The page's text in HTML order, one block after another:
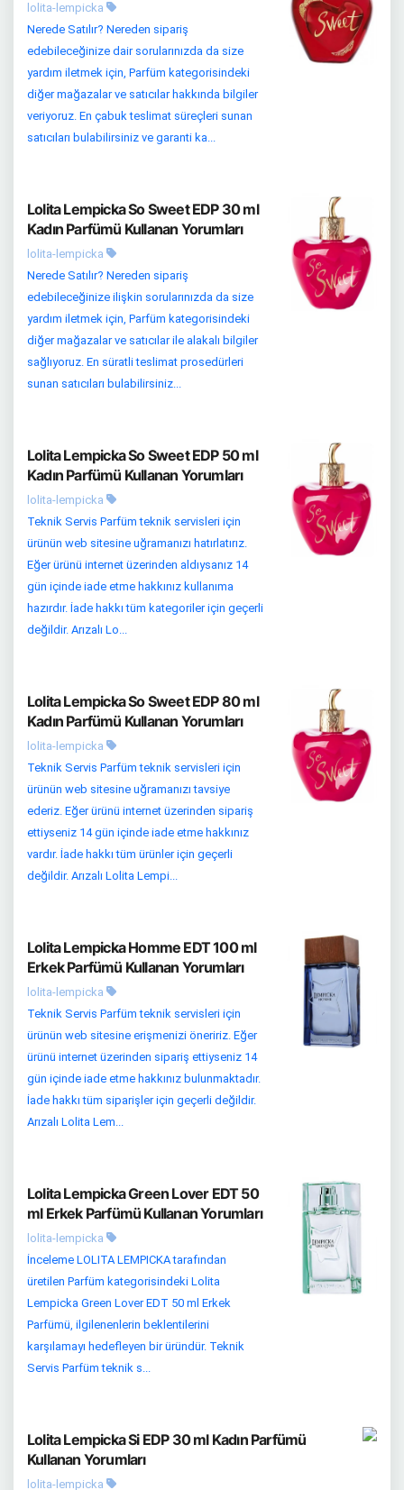
lolita-lempicka
Nerede Satılır? Nereden sipariş
edebileceğinize dair sorularınızda da size
yardım iletmek için, Parfüm kategorisindeki
diğer mağazalar ve satıcılar hakkında bilgiler
veriyoruz. En çabuk teslimat süreçleri sunan
satıcıları bulabilirsiniz ve garanti ka...
Lolita Lempicka So Sweet EDP 30 ml
Kadın Parfümü Kullanan Yorumları
lolita-lempicka
Nerede Satılır? Nereden sipariş
edebileceğinize ilişkin sorularınızda da size
yardım iletmek için, Parfüm kategorisindeki
diğer mağazalar ve satıcılar ile alakalı bilgiler
sağlıyoruz. En süratli teslimat prosedürleri
sunan satıcıları bulabilirsiniz...
Lolita Lempicka So Sweet EDP 50 ml
Kadın Parfümü Kullanan Yorumları
lolita-lempicka
Teknik Servis Parfüm teknik servisleri için
ürünün web sitesine uğramanızı hatırlatırız.
Eğer ürünü internet üzerinden aldıysanız 14
gün içinde iade etme hakkınız kullanıma
hazırdır. İade hakkı tüm kategoriler için geçerli
değildir. Arızalı Lo...
Lolita Lempicka So Sweet EDP 80 ml
Kadın Parfümü Kullanan Yorumları
lolita-lempicka
Teknik Servis Parfüm teknik servisleri için
ürünün web sitesine uğramanızı tavsiye
ederiz. Eğer ürünü internet üzerinden sipariş
ettiyseniz 14 gün içinde iade etme hakkınız
vardır. İade hakkı tüm ürünler için geçerli
değildir. Arızalı Lolita Lempi...
Lolita Lempicka Homme EDT 100 ml
Erkek Parfümü Kullanan Yorumları
lolita-lempicka
Teknik Servis Parfüm teknik servisleri için
ürünün web sitesine erişmenizi öneririz. Eğer
ürünü internet üzerinden sipariş ettiyseniz 14
gün içinde iade etme hakkınız bulunmaktadır.
İade hakkı tüm siparişler için geçerli değildir.
Arızalı Lolita Lem...
Lolita Lempicka Green Lover EDT 50
ml Erkek Parfümü Kullanan Yorumları
lolita-lempicka
İnceleme LOLITA LEMPICKA tarafından
üretilen Parfüm kategorisindeki Lolita
Lempicka Green Lover EDT 50 ml Erkek
Parfümü, ilgilenenlerin beklentilerini
karşılamayı hedefleyen bir üründür. Teknik
Servis Parfüm teknik s...
Lolita Lempicka Si EDP 30 ml Kadın Parfümü
Kullanan Yorumları
lolita-lempicka